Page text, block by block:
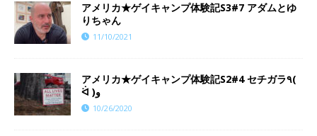
​​アメリカ★ゲイキャンプ体験記S3#7 アダムとゆ
りちゃん
11/10/2021
アメリカ★ゲイキャンプ体験記S2#4 セチガラ٩(
ᐛ )و
10/26/2020